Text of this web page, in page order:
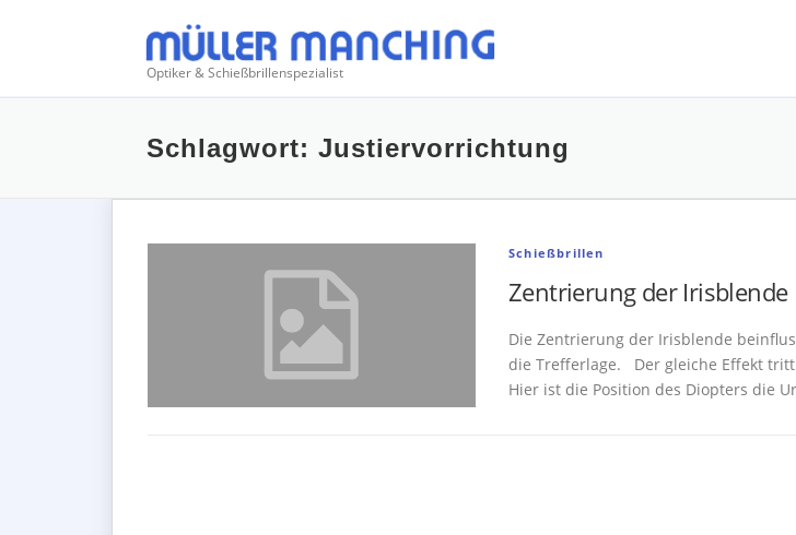
Optiker & Schießbrillenspezialist
Schlagwort: Justiervorrichtung
Schießbrillen
Zentrierung der Irisblende
Die Zentrierung der Irisblende
die Trefferlage. Der gleiche Effekt
Hier ist die Position des Diopters die